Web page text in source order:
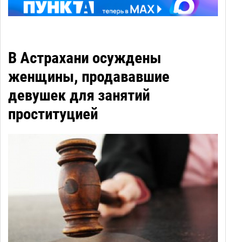
В Астрахани осуждены
женщины, продававшие
девушек для занятий
проституцией